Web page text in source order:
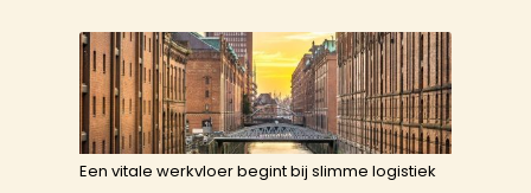
Een vitale werkvloer begint bij slimme logistiek